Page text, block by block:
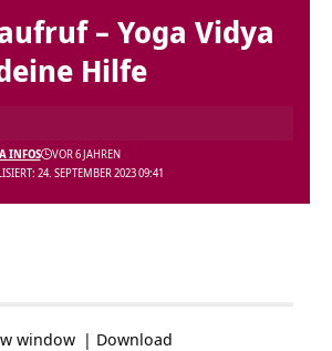
– Yoga Vidya
Hilfe
24. SEPTEMBER 2023 09:41
INFOS VOR 6 JAHREN
window | Download